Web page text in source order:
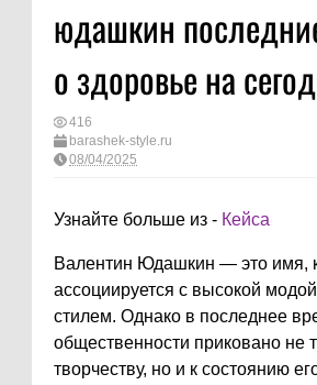
юдашкин
о здоровье на
416
barashek-style.ru
08/04/2025
Узнайте больше из - Кейса
Валентин Юдашкин — это имя,
ассоциируется с высокой
стилем. Однако в последнее
общественности приковано не
творчеству, но и к состоянию